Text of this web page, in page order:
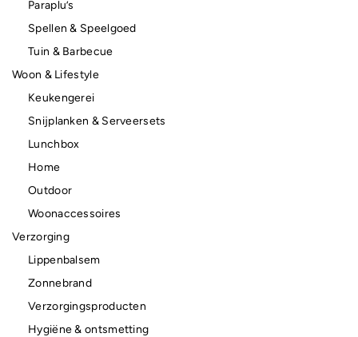
Paraplu’s
Spellen & Speelgoed
Tuin & Barbecue
Woon & Lifestyle
Keukengerei
Snijplanken & Serveersets
Lunchbox
Home
Outdoor
Woonaccessoires
Verzorging
Lippenbalsem
Zonnebrand
Verzorgingsproducten
Hygiëne & ontsmetting